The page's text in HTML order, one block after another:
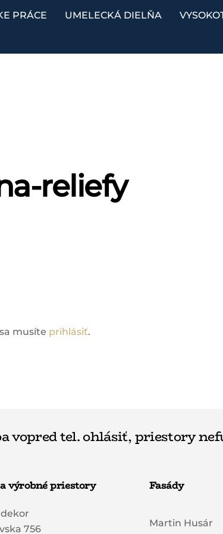
PRÁCE UMELECKÁ DIELŇA
reliefy
musíte prihlásiť.
vopred tel. ohlásiť, priestory
výrobné priestory
756
Fasády
Martin Husár